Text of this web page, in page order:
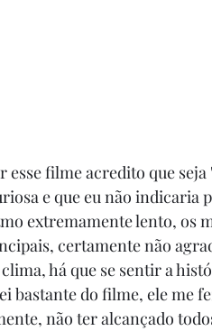
filme acredito que
e que eu não indicaria
extremamente lento, os
certamente não
há que se sentir a
bastante do filme, ele me
não ter alcançado